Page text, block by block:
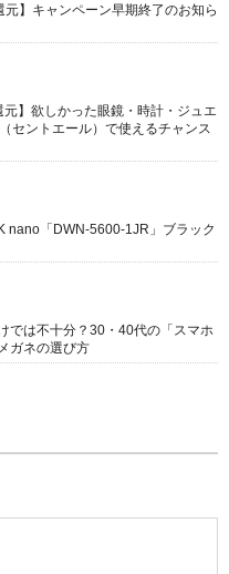
元】キャンペーン早期終了のお知ら
元】欲しかった眼鏡・時計・ジュエ
セントエール）で使えるチャンス
nano「DWN-5600-1JR」ブラック
では不十分？30・40代の「スマホ
ガネの選び方